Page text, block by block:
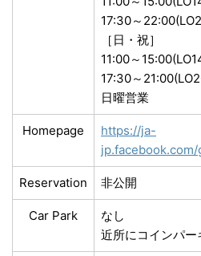
17:30～
［日・祝］
11:00～
17:30～
日曜営業
Homepage
https://ja-
Reservation 非公開
Car Park
なし
近所にコインパー